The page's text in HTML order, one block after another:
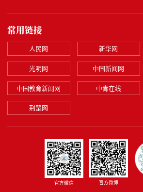
常用链接
人民网 新华网
光明网 中国新闻网
中国教育新闻网 中青在线
荆楚网
官方微信 官方微博